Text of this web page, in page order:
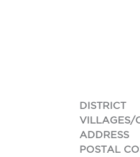
DISTRICT
VILLAGES/
ADDRESS
POSTAL